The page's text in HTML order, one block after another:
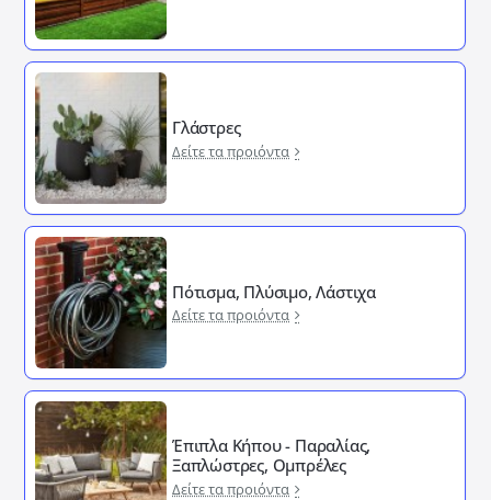
Γλάστρες
Δείτε τα προιόντα
Πότισμα, Πλύσιμο, Λάστιχα
Δείτε τα προιόντα
Έπιπλα Κήπου - Παραλίας,
Ξαπλώστρες, Ομπρέλες
Δείτε τα προιόντα